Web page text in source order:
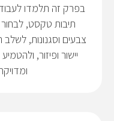
בפרק זה תלמדו
תיבות טקסט,
צבעים וסגנונות,
יישור ופיזור,